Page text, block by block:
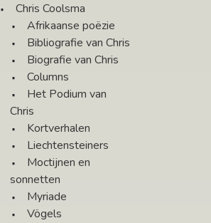
Chris Coolsma
Afrikaanse poëzie
Bibliografie van Chris
Biografie van Chris
Columns
Het Podium van
Chris
Kortverhalen
Liechtensteiners
Moctijnen en
sonnetten
Myriade
Vögels